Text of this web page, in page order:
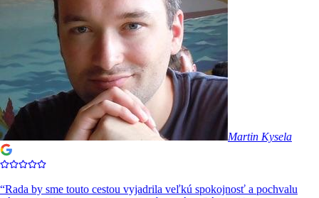
Martin Kysela
Rada by sme touto cestou vyjadrila veľkú spokojnosť a pochvalu